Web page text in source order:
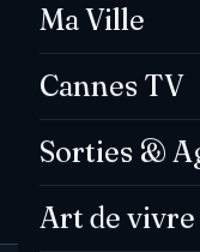
Ma Ville
Cannes TV
Sorties &
Art de vivre